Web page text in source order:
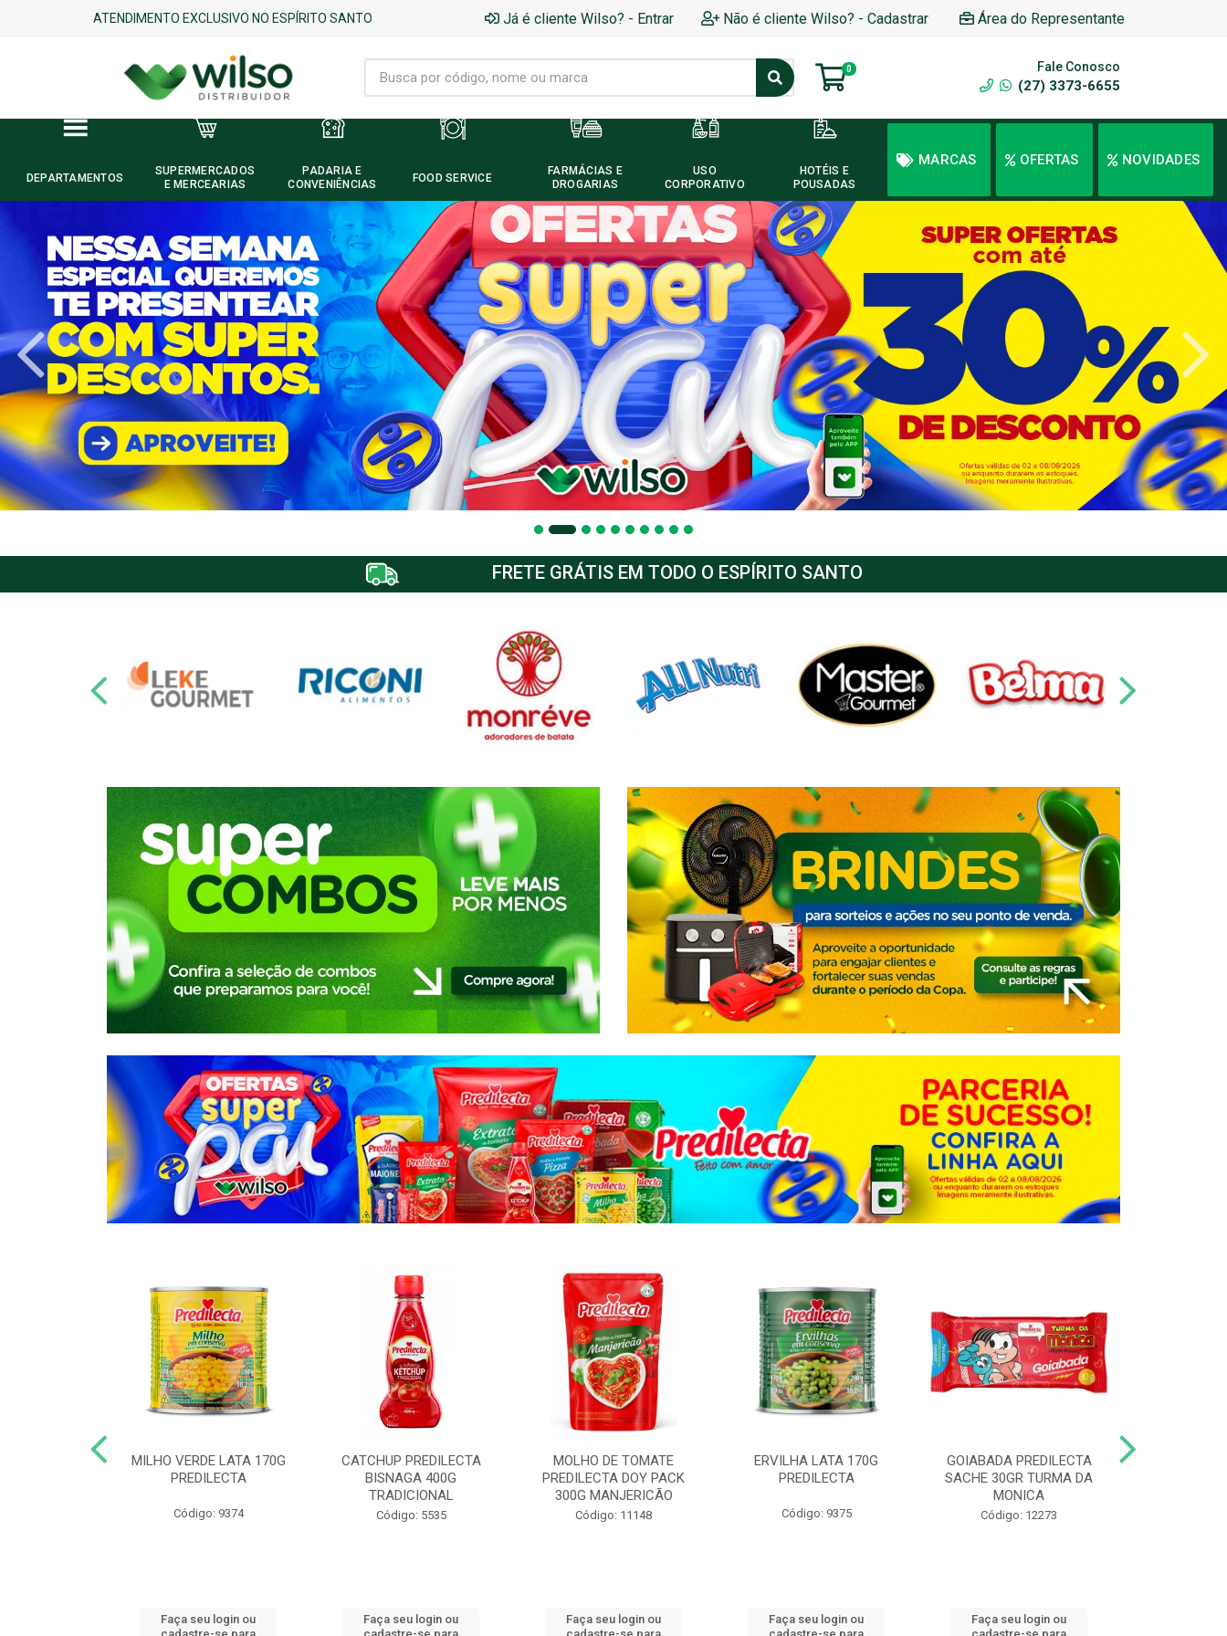
ATENDIMENTO EXCLUSIVO NO ESPÍRITO SANTO Já é cliente Wilso? - Entrar Não é cliente Wilso? - Cadastrar Área do Representante
0 Fale Conosco
(27) 3373-6655
DEPARTAMENTOS
SUPERMERCADOS
E MERCEARIAS
PADARIA E
CONVENIÊNCIAS
FOOD SERVICE
FARMÁCIAS E
DROGARIAS
USO
CORPORATIVO
HOTÉIS E
POUSADAS
MARCAS OFERTAS NOVIDADES
FRETE GRÁTIS EM TODO O ESPÍRITO SANTO
MILHO VERDE LATA 170G
PREDILECTA
Código: 9374
Faça seu login ou
CATCHUP PREDILECTA
BISNAGA 400G
TRADICIONAL
Código: 5535
Faça seu login ou
MOLHO DE TOMATE
PREDILECTA DOY PACK
300G MANJERICÃO
Código: 11148
Faça seu login ou
ERVILHA LATA 170G
PREDILECTA
Código: 9375
Faça seu login ou
GOIABADA PREDILECTA
SACHE 30GR TURMA DA
MONICA
Código: 12273
Faça seu login ou